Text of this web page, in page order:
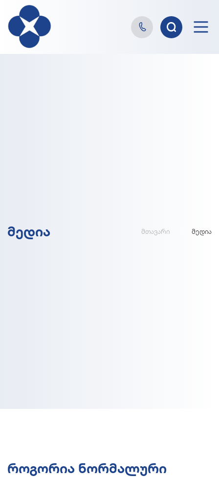
ᲛᲔᲓᲘᲐ მთავარი მედია
როგორია ნორმალური